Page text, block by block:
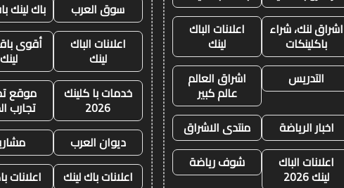
اشراق لنك، شراء
باكلينكات
اعلانات الباك
لينك
التدريس
اشراق العالم
عالم كبير
اخبار الرياضة
منتدى الاشراق
اعلانات الباك
لينك 2026
شوف رياضة
سوق العرب
باك لينك
اعلانات الباك
لينك
أقوى
لينك
خدمات با كلينك
2026
موقع
تجارب
ديوان العرب
اعلانات باك لينك
اعلانات